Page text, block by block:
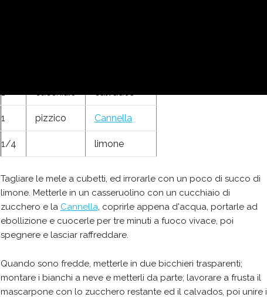
1 cucchiaio calvados
1 pizzico Cannella
1/4 limone
Tagliare le mele a cubetti, ed irrorarle con un poco di succo di
limone. Metterle in un casseruolino con un cucchiaio di
zucchero e la Cannella, coprirle appena d'acqua, portarle ad
ebollizione e cuocerle per tre minuti a fuoco vivace, poi
spegnere e lasciar raffreddare.
Quando sono fredde, metterle in due bicchieri trasparenti;
montare i bianchi a neve e metterli da parte; lavorare a frusta il
mascarpone con lo zucchero restante ed il calvados, poi unire i